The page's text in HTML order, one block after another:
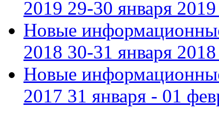
2019 29-30 января 2019
Новые
2018 30-31 января 2018
Новые
2017 31 января - 01